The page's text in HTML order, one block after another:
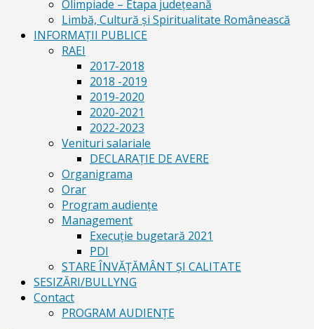
Olimpiade – Etapa judeţeană
Limbă, Cultură și Spiritualitate Românească
INFORMAŢII PUBLICE
RAEI
2017-2018
2018 -2019
2019-2020
2020-2021
2022-2023
Venituri salariale
DECLARAŢIE DE AVERE
Organigrama
Orar
Program audiențe
Management
Execuţie bugetară 2021
PDI
STARE ÎNVĂȚĂMÂNT ȘI CALITATE
SESIZĂRI/BULLYNG
Contact
PROGRAM AUDIENŢE